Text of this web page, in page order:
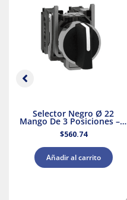
Selector Negro Ø 22
Mango De 3 Posiciones – 2
Na
$560.74
Añadir al carrito